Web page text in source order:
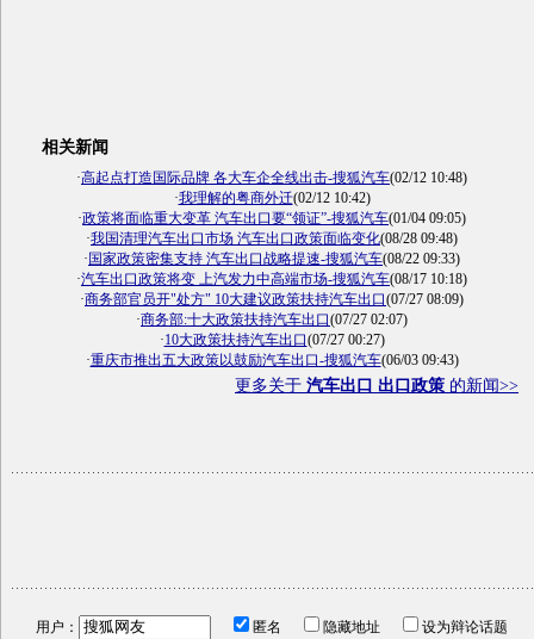
相关新闻
·高起点打造国际品牌 各大车企全线出击-搜狐汽车(02/12 10:48)
·我理解的粤商外迁(02/12 10:42)
·政策将面临重大变革 汽车出口要“领证”-搜狐汽车(01/04 09:05)
·我国清理汽车出口市场 汽车出口政策面临变化(08/28 09:48)
· 国家政策密集支持 汽车出口战略提速-搜狐汽车(08/22 09:33)
·汽车出口政策将变 上汽发力中高端市场-搜狐汽车(08/17 10:18)
·商务部官员开"处方" 10大建议政策扶持汽车出口(07/27 08:09)
·商务部:十大政策扶持汽车出口(07/27 02:07)
·10大政策扶持汽车出口(07/27 00:27)
·重庆市推出五大政策以鼓励汽车出口-搜狐汽车(06/03 09:43)
更多关于 汽车出口 出口政策 的新闻>>
用户： 匿名 隐藏地址
设为辩论话题